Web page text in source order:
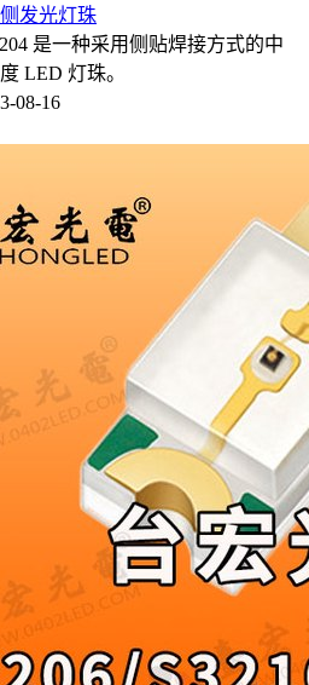
发光灯珠
是一种采用侧贴焊接方式的中
LED 灯珠。
08-16